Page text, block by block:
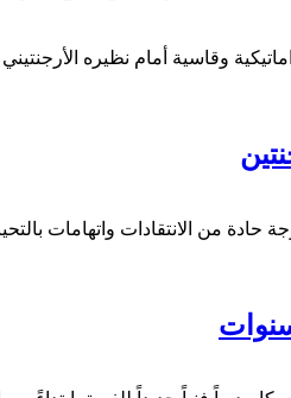
رئيس الاتحاد الدولي لكرة القدم (فيفا)، السويسري جاني